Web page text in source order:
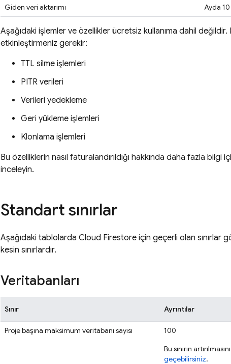
Giden veri aktarımı
Ayda
Aşağıdaki işlemler ve özellikler ücretsiz kullanıma dahil
etkinleştirmeniz gerekir:
TTL silme işlemleri
PITR verileri
Verileri yedekleme
Geri yükleme işlemleri
Klonlama işlemleri
Bu özelliklerin nasıl faturalandırıldığı hakkında daha fazla bilgi
inceleyin.
Standart sınırlar
Aşağıdaki tablolarda Cloud Firestore için geçerli olan sınırlar
kesin sınırlardır.
Veritabanları
Sınır Ayrıntılar
Proje başına maksimum veritabanı sayısı
100
Bu sınırın
geçebilirsiniz.